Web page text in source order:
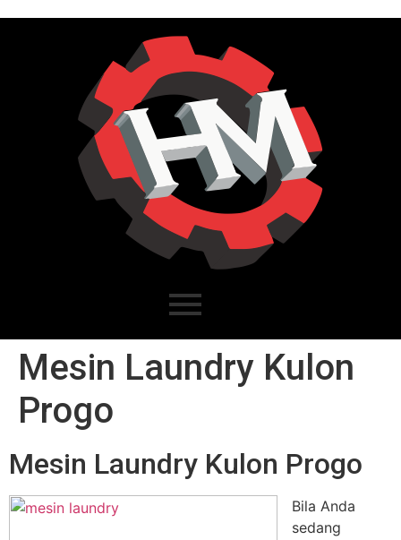
Mesin Laundry Kulon
Progo
Mesin Laundry Kulon Progo
Bila Anda
sedang